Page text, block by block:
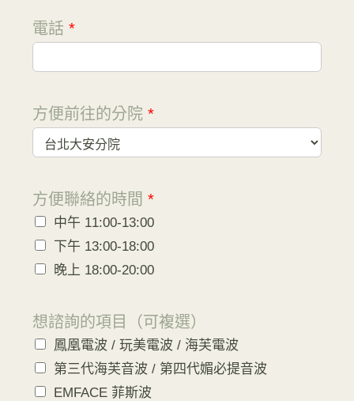
電話 *
方便前往的分院 *
方便聯絡的時間 *
中午 11:00-13:00
下午 13:00-18:00
晚上 18:00-20:00
想諮詢的項目（可複選）
鳳凰電波 / 玩美電波 / 海芙電波
第三代海芙音波 / 第四代媚必提音波
EMFACE 菲斯波